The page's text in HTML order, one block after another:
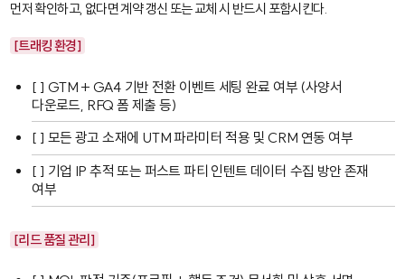
먼저 확인하고, 없다면 계약 갱신 또는 교체 시 반드시 포함시킨다.
[트래킹 환경]
[ ] GTM + GA4 기반 전환 이벤트 세팅 완료 여부 (사양서
다운로드, RFQ 폼 제출 등)
[ ] 모든 광고 소재에 UTM 파라미터 적용 및 CRM 연동 여부
[ ] 기업 IP 추적 또는 퍼스트 파티 인텐트 데이터 수집 방안 존재
여부
[리드 품질 관리]